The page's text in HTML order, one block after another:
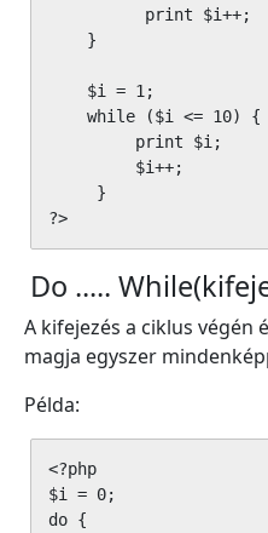
print $i++;
    }
$i = 1;
    while ($i <= 10) {
print $i;
         $i++;
     }
?>
Do .....
A kifejezés a ciklus végén
magja egyszer
Példa:
<?php
$i = 0;
do {